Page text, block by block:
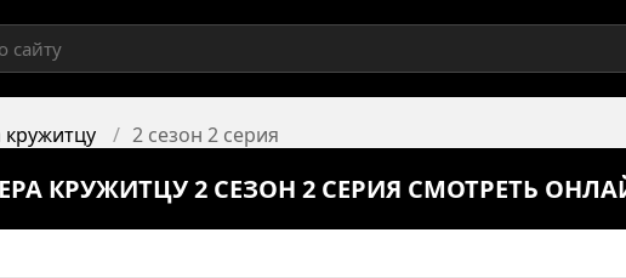
кружитцу 2 сезон 2 серия
КРУЖИТЦУ 2 СЕЗОН 2 СЕРИЯ СМОТРЕТЬ